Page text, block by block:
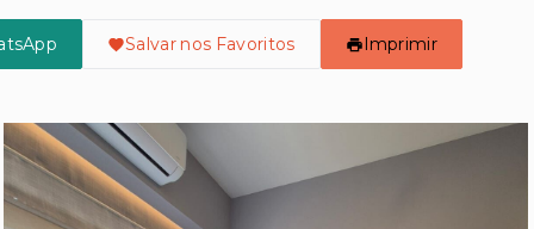
Salvar nos Favoritos Imprimir